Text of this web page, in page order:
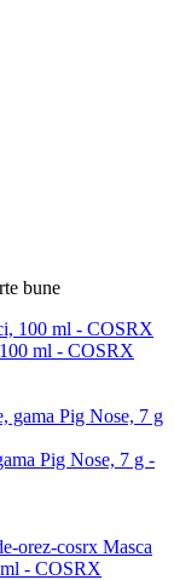
bune
ml - COSRX
Pig Nose, 7 g -
Masca
- COSRX